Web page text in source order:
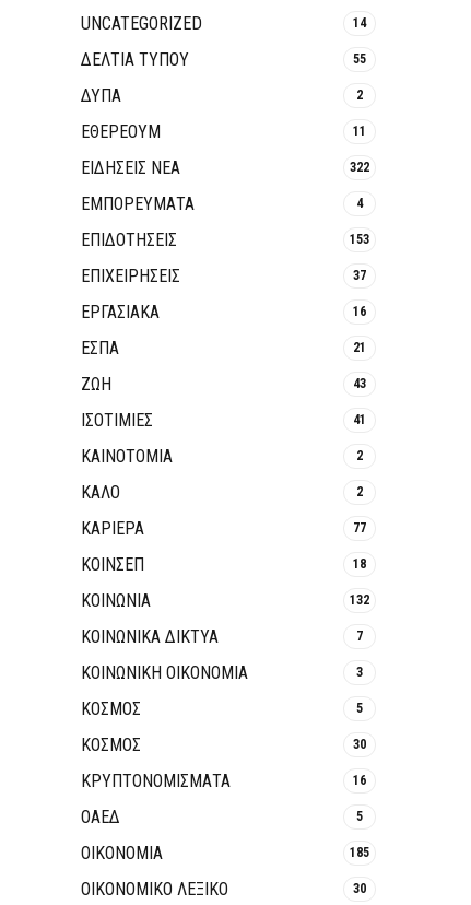
UNCATEGORIZED 14
ΔΕΛΤΙΑ ΤΥΠΟΥ 55
ΔΥΠΑ 2
ΕΘΈΡΕΟΥΜ 11
ΕΙΔΗΣΕΙΣ ΝΕΑ 322
ΕΜΠΟΡΕΥΜΑΤΑ 4
ΕΠΙΔΟΤΗΣΕΙΣ 153
ΕΠΙΧΕΙΡΗΣΕΙΣ 37
ΕΡΓΑΣΙΑΚΑ 16
ΕΣΠΑ 21
ΖΩΗ 43
ΙΣΟΤΙΜΙΕΣ 41
ΚΑΙΝΟΤΟΜΊΑ 2
ΚΑΛΟ 2
ΚΑΡΙΕΡΑ 77
ΚΟΙΝΣΕΠ 18
ΚΟΙΝΩΝΙΑ 132
ΚΟΙΝΩΝΙΚΆ ΔΊΚΤΥΑ 7
ΚΟΙΝΩΝΙΚΉ ΟΙΚΟΝΟΜΊΑ 3
ΚΟΣΜΟΣ 5
ΚΟΣΜΟΣ 30
ΚΡΥΠΤΟΝΟΜΊΣΜΑΤΑ 16
ΟΑΕΔ 5
ΟΙΚΟΝΟΜΙΑ 185
ΟΙΚΟΝΟΜΙΚΟ ΛΕΞΙΚΟ 30